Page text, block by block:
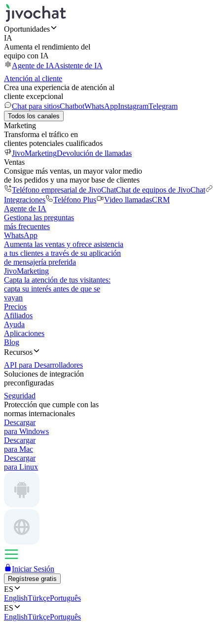
Oportunidades
IA
Aumenta el rendimiento del
equipo con IA
Agente de IAAsistente de IA
Atención al cliente
Crea una experiencia de atención al
cliente excepcional
Chat para sitiosChatbotWhatsAppInstagramTelegram
Todos los canales
Marketing
Transforma el tráfico en
clientes potenciales cualificados
JivoMarketingDevolución de llamadas
Ventas
Consigue más ventas, un mayor valor medio
de los pedidos y una mayor base de clientes
Teléfono empresarial de JivoChatChat de equipos de JivoChat
Integraciones
Teléfono Plus Video llamadasCRM
Agente de IA
Gestiona las preguntas
más frecuentes
WhatsApp
Aumenta las ventas y ofrece asistencia
a tus clientes a través de su aplicación
de mensajería preferida
JivoMarketing
Capta la atención de tus visitantes:
capta su interés antes de que se
vayan
Precios
Afiliados
Ayuda
Aplicaciones
Blog
Recursos
API para Desarrolladores
Soluciones de integración
preconfiguradas
Seguridad
Protección que cumple con las
normas internacionales
Descargar
para Windows
Descargar
para Mac
Descargar
para Linux
Iniciar Sesión
Regístrese gratis
ES
EnglishTürkçePortuguês
ES
EnglishTürkçePortuguês